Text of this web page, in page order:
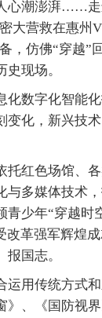
心潮澎湃……走
营救在惠州
，仿佛“穿越”
现场。
数字化智能化
变化，新兴技
红色场馆、各
与多媒体技术
青少年“穿越时
改革强军辉煌
国志。
用传统方式和
》、《国防视